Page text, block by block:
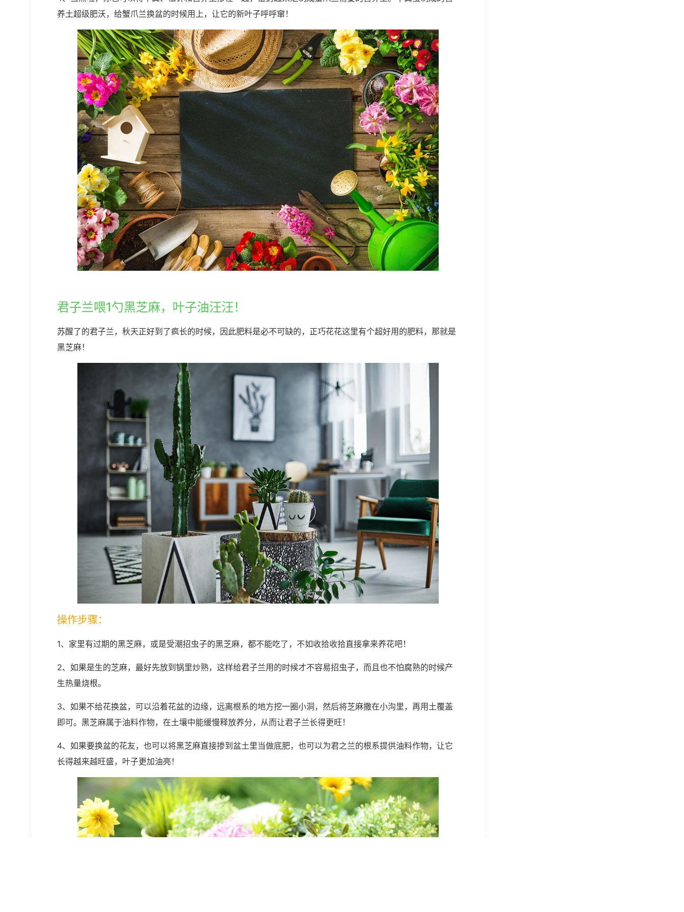
养土超级肥沃，给蟹爪兰换盆的时候用上，让它的新叶子呼呼窜！
君子兰喂1勺黑芝麻，叶子油汪汪！
苏醒了的君子兰，秋天正好到了疯长的时候，因此肥料是必不可缺的，正巧花花这里有个超好用的肥料，那就是
黑芝麻！
操作步骤：
1、家里有过期的黑芝麻，或是受潮招虫子的黑芝麻，都不能吃了，不如收拾收拾直接拿来养花吧！
2、如果是生的芝麻，最好先放到锅里炒熟，这样给君子兰用的时候才不容易招虫子，而且也不怕腐熟的时候产
生热量烧根。
3、如果不给花换盆，可以沿着花盆的边缘，远离根系的地方挖一圈小洞，然后将芝麻撒在小沟里，再用土覆盖
即可。黑芝麻属于油料作物，在土壤中能缓慢释放养分，从而让君子兰长得更旺！
4、如果要换盆的花友，也可以将黑芝麻直接掺到盆土里当做底肥，也可以为君之兰的根系提供油料作物，让它
长得越来越旺盛，叶子更加油亮！